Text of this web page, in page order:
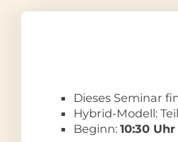
Dieses Seminar
Hybrid-Modell:
Beginn: 10:30 Uhr